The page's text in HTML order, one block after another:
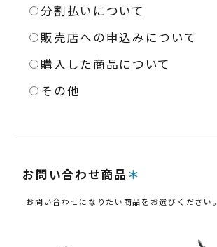
分割払いについて
販売店への申込みについて
購入した商品について
その他
お問い合わせ商品
お問い合わせになりたい商品をお選びください。